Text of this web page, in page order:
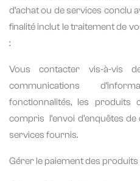
d’achat ou de services conclu
finalité inclut le traitement de
:
Vous contacter vis-à-vis
communications
fonctionnalités, les produits
compris l’envoi d’enquêtes
services fournis.
Gérer le paiement des produits